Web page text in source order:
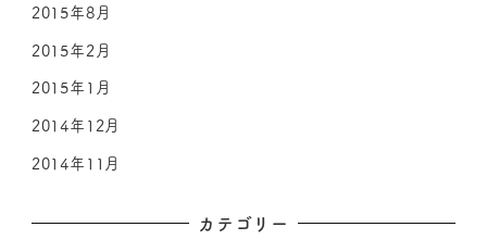
2015年8月
2015年2月
2015年1月
2014年12月
2014年11月
カテゴリー